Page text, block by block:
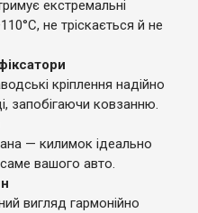
екстремальні
не тріскається й не
кріплення надійно
запобігаючи ковзанню.
— килимок ідеально
вашого авто.
вигляд гармонійно